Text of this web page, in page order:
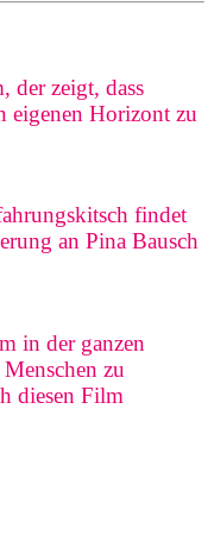
der zeigt, dass
eigenen Horizont zu
findet
an Pina Bausch
in der ganzen
zu
diesen Film